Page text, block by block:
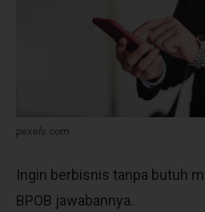
pexels.com
Ingin berbisnis tanpa butuh
BPOB jawabannya.